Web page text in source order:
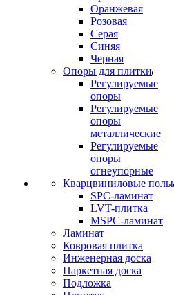
Оранжевая
Розовая
Серая
Синяя
Черная
Опоры для плитки
Регулируемые
опоры
Регулируемые
опоры
металлические
Регулируемые
опоры
огнеупорные
Кварцвиниловые полы
SPC-ламинат
LVT-плитка
MSPC-ламинат
Ламинат
Ковровая плитка
Инженерная доска
Паркетная доска
Подложка